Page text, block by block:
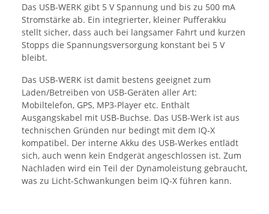
Das USB-WERK gibt 5 V Spannung und bis zu 500 mA
Stromstärke ab. Ein integrierter, kleiner Pufferakku
stellt sicher, dass auch bei langsamer Fahrt und kurzen
Stopps die Spannungsversorgung konstant bei 5 V
bleibt.
Das USB-WERK ist damit bestens geeignet zum
Laden/Betreiben von USB-Geräten aller Art:
Mobiltelefon, GPS, MP3-Player etc. Enthält
Ausgangskabel mit USB-Buchse. Das USB-Werk ist aus
technischen Gründen nur bedingt mit dem IQ-X
kompatibel. Der interne Akku des USB-Werkes entlädt
sich, auch wenn kein Endgerät angeschlossen ist. Zum
Nachladen wird ein Teil der Dynamoleistung gebraucht,
was zu Licht-Schwankungen beim IQ-X führen kann.